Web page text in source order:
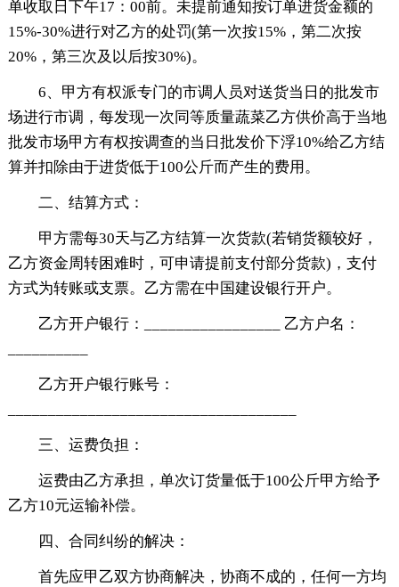
单收取日下午17：00前。未提前通知按订单进货金额的
15%-30%进行对乙方的处罚(第一次按15%，第二次按
20%，第三次及以后按30%)。
6、甲方有权派专门的市调人员对送货当日的批发市
场进行市调，每发现一次同等质量蔬菜乙方供价高于当地
批发市场甲方有权按调查的当日批发价下浮10%给乙方结
算并扣除由于进货低于100公斤而产生的费用。
二、结算方式：
甲方需每30天与乙方结算一次货款(若销货额较好，
乙方资金周转困难时，可申请提前支付部分货款)，支付
方式为转账或支票。乙方需在中国建设银行开户。
乙方开户银行：_________________ 乙方户名：
乙方开户银行账号：
三、运费负担：
运费由乙方承担，单次订货量低于100公斤甲方给予
乙方10元运输补偿。
四、合同纠纷的解决：
首先应甲乙双方协商解决，协商不成的，任何一方均